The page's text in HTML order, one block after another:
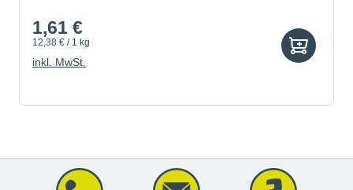
1,61 €
12,38 € / 1 kg
inkl. MwSt.